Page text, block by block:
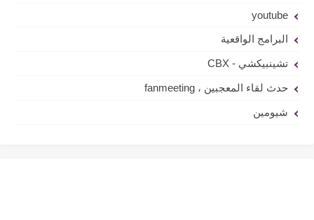
youtube
البرامج الواقعية
تشينبيكشي - CBX
حدث لقاء المعجبين ، fanmeeting
شيومين